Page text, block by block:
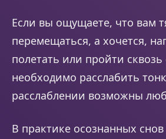
Если вы ощущаете, что вам
перемещаться, а хочется,
полетать или пройти сквозь
необходимо расслабить
расслаблении возможны
В практике осознанных